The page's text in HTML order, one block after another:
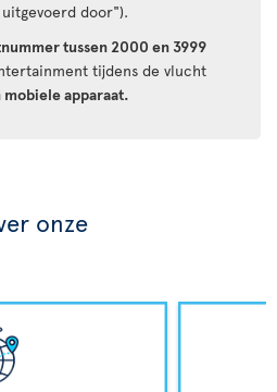
door").
tussen 2000 en 3999
tijdens de vlucht
mobiele apparaat.
onze